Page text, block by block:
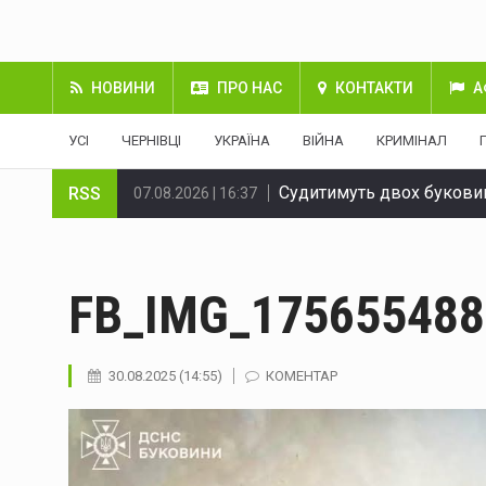
НОВИНИ ПРО НАС КОНТАКТИ
УСІ ЧЕРНІВЦІ УКРАЇНА ВІЙНА КРИМІНАЛ
RSS 07.08.2026 | 16:37 Судитимуть двох
07.08.2026 | 16:37 На Буковині затримали
07.08.2026 | 16:37 В Україні змінюють
07.08.2026 | 16:37 Енергоатом
30.08.2025 (14:55) КОМЕНТАР